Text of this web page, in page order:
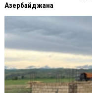
Азербайджана